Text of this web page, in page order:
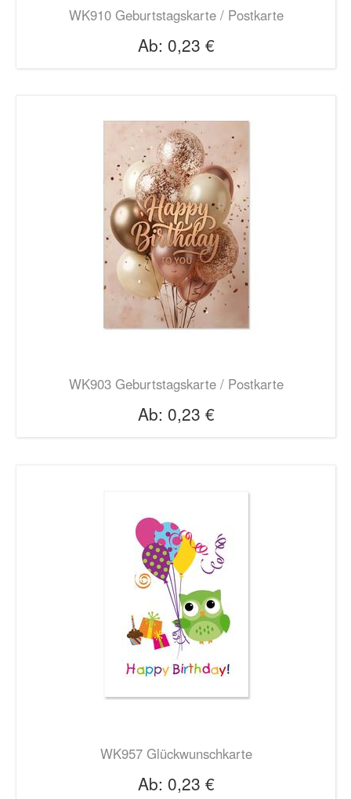
WK910 Geburtstagskarte / Postkarte
Ab: 0,23 €
WK903 Geburtstagskarte / Postkarte
Ab: 0,23 €
WK957 Glückwunschkarte
Ab: 0,23 €